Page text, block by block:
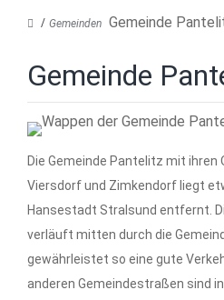
Gemeinden Gemeinde
Gemeinde
Die Gemeinde Pantelitz mit
Viersdorf und Zimkendorf liegt
Hansestadt Stralsund entfernt.
verläuft mitten durch die
gewährleistet so eine gute
anderen Gemeindestraßen sind